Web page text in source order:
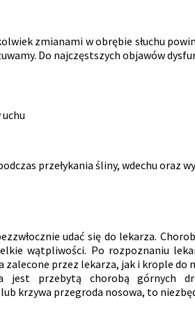
zmianami w obrębie słuchu
Do najczęstszych objawów
przełykania śliny, wdechu oraz
udać się do lekarza.
wątpliwości. Po rozpoznaniu
przez lekarza, jak i krople do
jest przebytą chorobą górnych
krzywa przegroda nosowa, to